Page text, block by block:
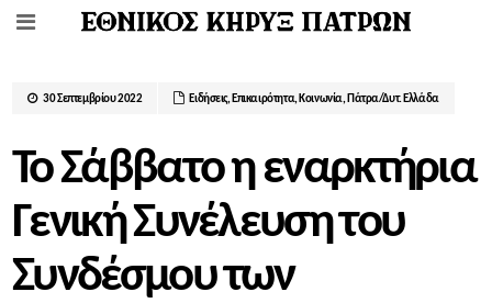
30 Σεπτεμβρίου 2022 Ειδήσεις, Επικαιρότητα, Κοινωνία, Πάτρα/Δυτ. Ελλάδα
Το Σάββατο η εναρκτήρια
Γενική Συνέλευση του
Συνδέσµου των